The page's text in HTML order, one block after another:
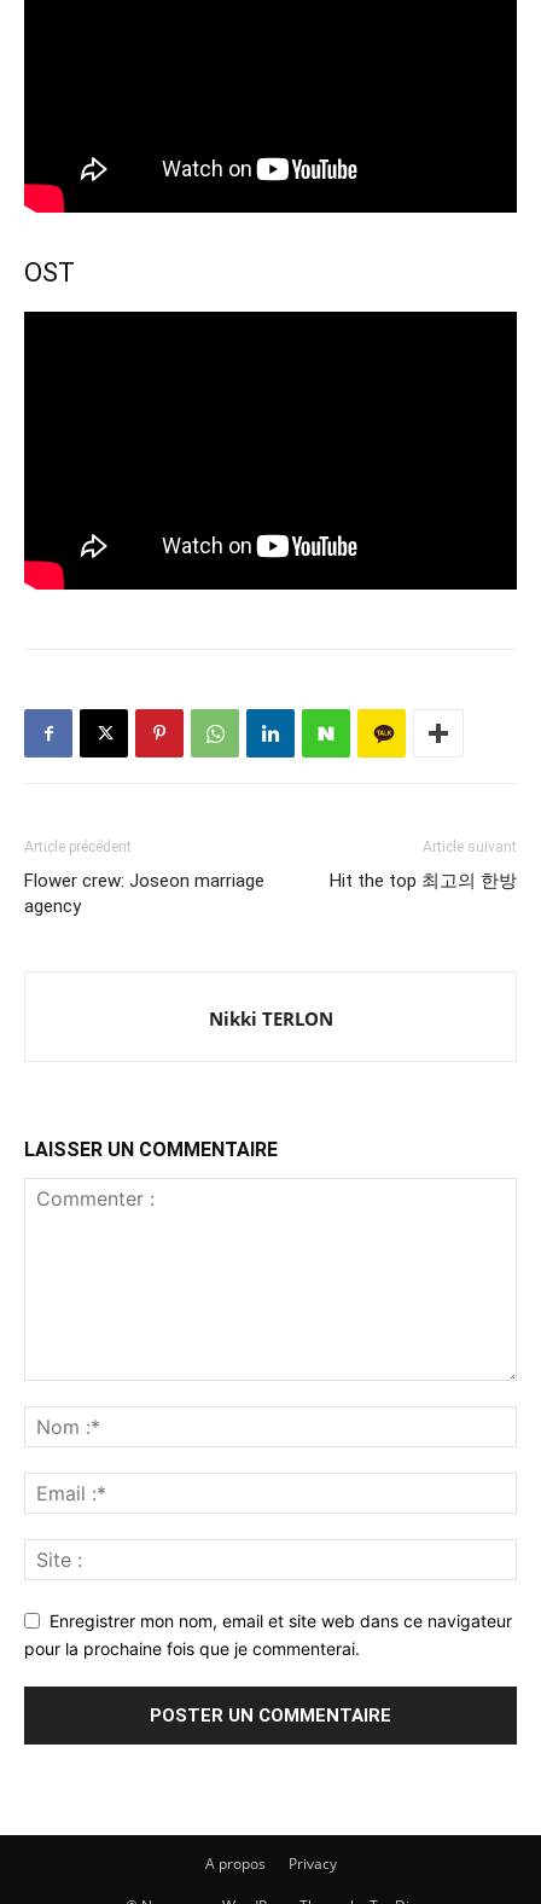
OST
Article précédent
Flower crew: Joseon marriage
agency
Article suivant
Hit the top 최고의 한방
Nikki TERLON
LAISSER UN COMMENTAIRE
Enregistrer mon nom, email et site web dans ce navigateur
pour la prochaine fois que je commenterai.
A propos Privacy